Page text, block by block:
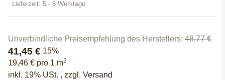
Lieferzeit: 5 - 6 Werktage
Unverbindliche Preisempfehlung des Herstellers: 48,77 €
41,45 € 15%
19,46 € pro 1 m2
inkl. 19% USt. , zzgl. Versand